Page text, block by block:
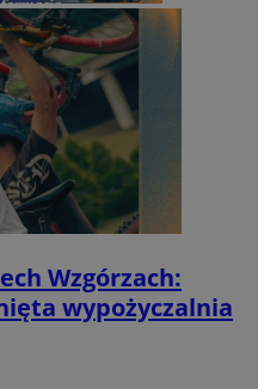
Wzgórzach:
wypożyczalnia